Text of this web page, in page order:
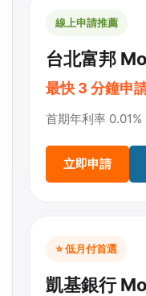
線上申請推薦
台北富邦
最快 3 分鐘申
首期年利率
立即申請
⭐ 低月付首選
凱基銀行